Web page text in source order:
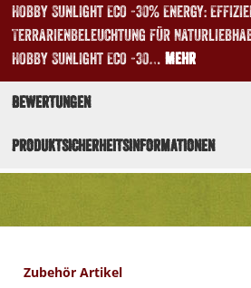
Hobby Sunlight Eco -30% Energy:
Terrarienbeleuchtung für
Hobby Sunlight Eco -30… Mehr
Bewertungen
Produktsicherheitsinformationen
Produktgalerie überspringen
Zubehör Artikel